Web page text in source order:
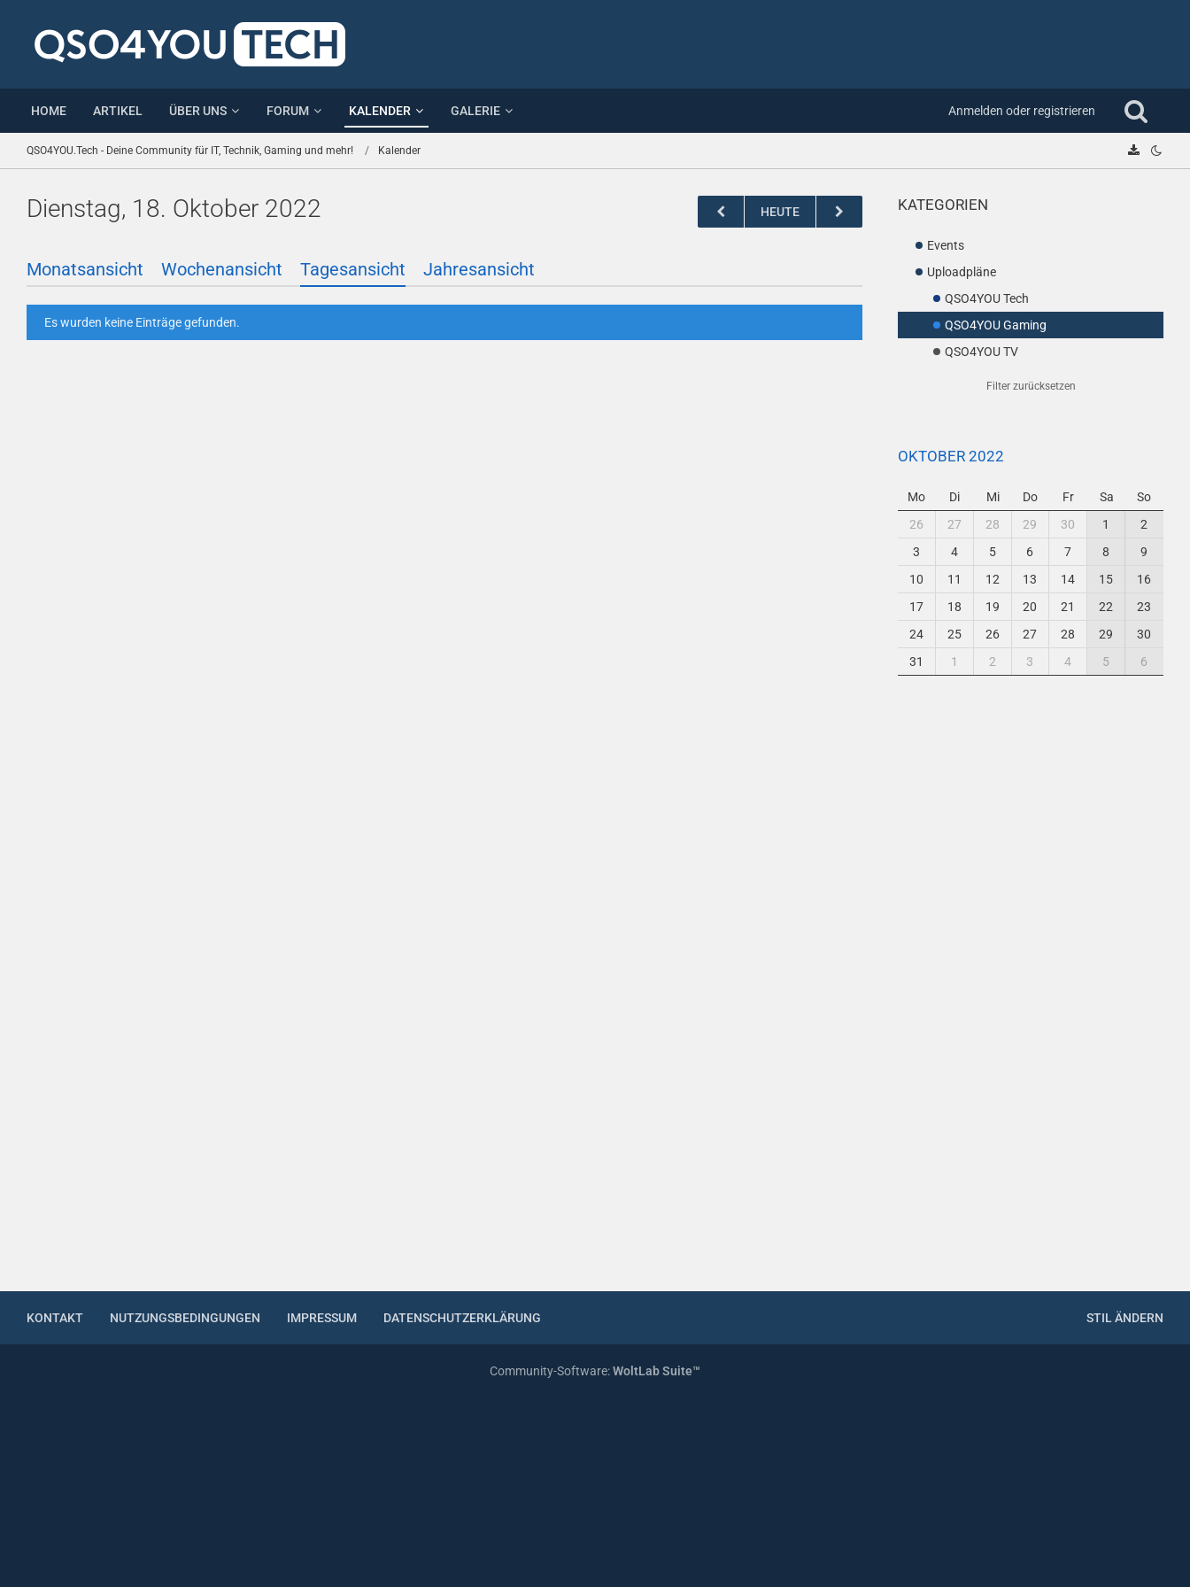
HOME ARTIKEL ÜBER UNS FORUM KALENDER GALERIE Anmelden oder registrieren
QSO4YOU.Tech - Deine Community für IT, Technik, Gaming und mehr! Kalender
Dienstag, 18. Oktober 2022 HEUTE
Monatsansicht Wochenansicht Tagesansicht Jahresansicht
Es wurden keine Einträge gefunden.
KATEGORIEN
Events
Uploadpläne
QSO4YOU Tech
QSO4YOU Gaming
QSO4YOU TV
Filter zurücksetzen
OKTOBER 2022
Mo Di Mi Do Fr Sa
So
26
27 28 29 30 1
2
3
4 5 6 7 8
9
10
11 12 13 14 15
16
17
18 19 20 21 22
23
24
25 26 27 28 29
30
31
1 2 3 4 5 6
STIL ÄNDERN
KONTAKT NUTZUNGSBEDINGUNGEN IMPRESSUM DATENSCHUTZERKLÄRUNG
Community-Software:WoltLab Suite™